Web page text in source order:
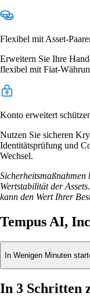
Flexibel mit Asset-
Erweitern Sie Ihre
flexibel mit Fiat-
Konto erweitert
Nutzen Sie sicheren
Identitätsprüfung und
Wechsel.
Wertstabilität der
kann den Wert Ihrer
Tempus AI,
In Wenigen Minuten
In 3 Schritten